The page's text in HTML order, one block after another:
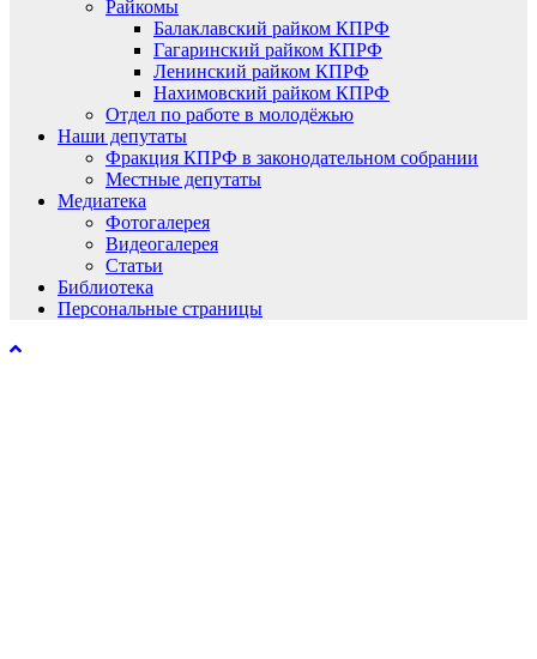
Райкомы
Балаклавский райком КПРФ
Гагаринский райком КПРФ
Ленинский райком КПРФ
Нахимовский райком КПРФ
Отдел по работе в молодёжью
Наши депутаты
Фракция КПРФ в законодательном собрании
Местные депутаты
Медиатека
Фотогалерея
Видеогалерея
Статьи
Библиотека
Персональные страницы